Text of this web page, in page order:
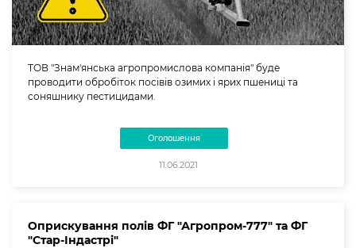
ТОВ "Знам'янська агропромислова компанія" буде
проводити обробіток посівів озимих і ярих пшениці та
соняшнику пестицидами.
Оголошення
11.06.2021
Оприскування полів ФГ "Агропром-777" та ФГ
"Стар-Індастрі"